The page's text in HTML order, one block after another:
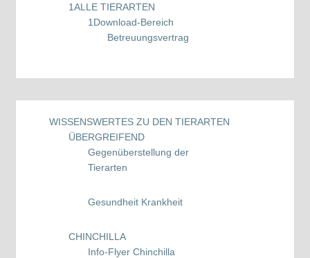
1ALLE TIERARTEN
1 Download-Bereich
Betreuungsvertrag
WISSENSWERTES ZU DEN TIERARTEN
ÜBERGREIFEND
Gegenüberstellung der
Tierarten
Gesundheit Krankheit
CHINCHILLA
Info-Flyer Chinchilla